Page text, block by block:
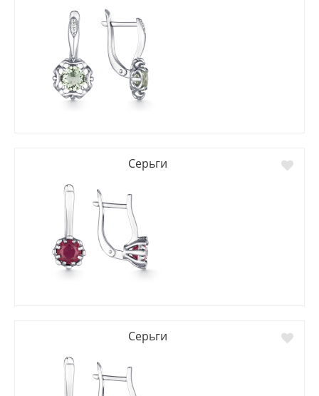
Серьги
Серьги